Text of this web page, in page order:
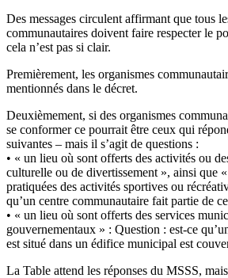
Des messages circulent affirmant que tous
communautaires doivent faire respecter le
cela n’est pas si clair.
Premièrement, les organismes
mentionnés dans le décret.
Deuxièmement, si des organismes
se conformer ce pourrait être ceux qui
suivantes – mais il s’agit de questions :
• « un lieu où sont offerts des activités ou
culturelle ou de divertissement », ainsi que
pratiquées des activités sportives ou
qu’un centre communautaire fait partie de
• « un lieu où sont offerts des services
gouvernementaux » : Question : est-ce
est situé dans un édifice municipal est
La Table attend les réponses du MSSS,